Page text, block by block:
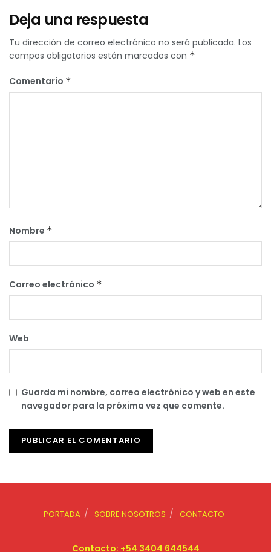
Deja una respuesta
Tu dirección de correo electrónico no será publicada. Los
campos obligatorios están marcados con *
Comentario *
Nombre *
Correo electrónico *
Web
Guarda mi nombre, correo electrónico y web en este
navegador para la próxima vez que comente.
PORTADA SOBRE NOSOTROS CONTACTO
Contacto: +54 3404 644544